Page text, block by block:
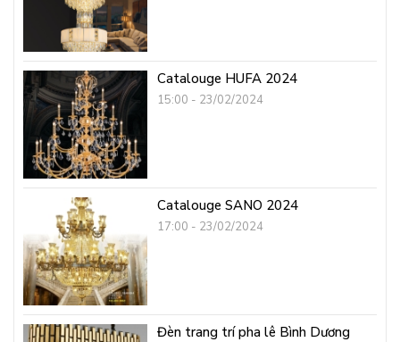
Catalouge HUFA 2024
15:00 - 23/02/2024
Catalouge SANO 2024
17:00 - 23/02/2024
Đèn trang trí pha lê Bình Dương